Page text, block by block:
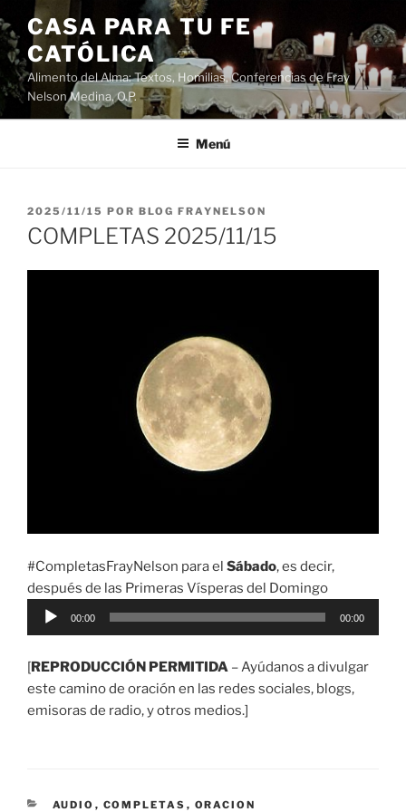
Saltar
al
contenido
CASA PARA TU FE
CATÓLICA
Alimento del Alma: Textos, Homilias, Conferencias de Fray
Nelson Medina, O.P.
Menú
PUBLICADO
EL
2025/11/15 POR BLOG FRAYNELSON
COMPLETAS 2025/11/15
#CompletasFrayNelson para el Sábado, es decir,
después de las Primeras Vísperas del Domingo
Reproductor
00:00 00:00
[REPRODUCCIÓN PERMITIDA – Ayúdanos a divulgar
este camino de oración en las redes sociales, blogs,
emisoras de radio, y otros medios.]
CATEGORÍAS
AUDIO , COMPLETAS , ORACION